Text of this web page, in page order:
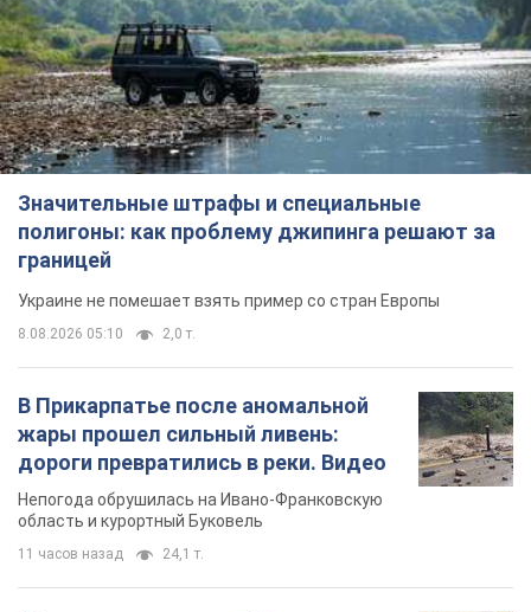
Значительные штрафы и специальные
полигоны: как проблему джипинга решают за
границей
Украине не помешает взять пример со стран Европы
8.08.2026 05:10 2,0 т.
В Прикарпатье после аномальной
жары прошел сильный ливень:
дороги превратились в реки. Видео
Непогода обрушилась на Ивано-Франковскую
область и курортный Буковель
11 часов назад 24,1 т.